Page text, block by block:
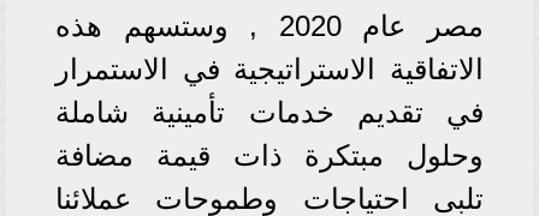
مصر عام 2020 , وستسهم هذه
الاتفاقية الاستراتيجية في الاستمرار
في تقديم خدمات تأمينية شاملة
وحلول مبتكرة ذات قيمة مضافة
تلبى احتياجات وطموحات عملائنا